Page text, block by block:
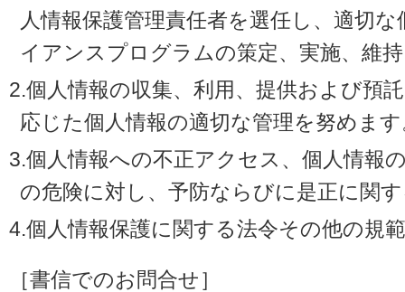
人情報保護管理責任者を選任し、適切
イアンスプログラムの策定、実施、維
2.個人情報の収集、利用、提供および預
応じた個人情報の適切な管理を努めま
3.個人情報への不正アクセス、個人情報
の危険に対し、予防ならびに是正に関
4.個人情報保護に関する法令その他の規
［書信でのお問合せ］